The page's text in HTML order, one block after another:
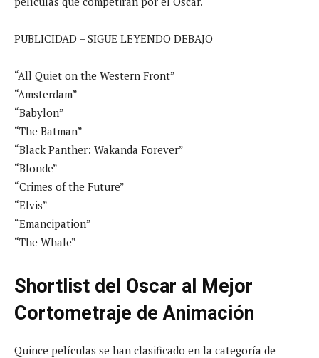
PUBLICIDAD – SIGUE LEYENDO DEBAJO
“All Quiet on the Western Front”
“Amsterdam”
“Babylon”
“The Batman”
“Black Panther: Wakanda Forever”
“Blonde”
“Crimes of the Future”
“Elvis”
“Emancipation”
“The Whale”
Shortlist del Oscar al Mejor
Cortometraje de Animación
Quince películas se han clasificado en la categoría de